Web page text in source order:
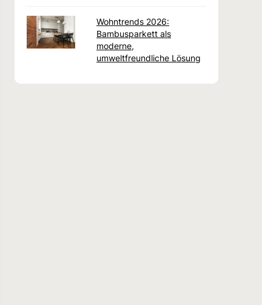
Wohntrends 2026:
Bambusparkett als
moderne,
umweltfreundliche Lösung